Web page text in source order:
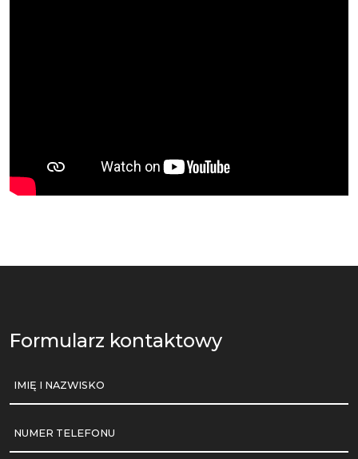
Formularz kontaktowy
IMIĘ I NAZWISKO
NUMER TELEFONU